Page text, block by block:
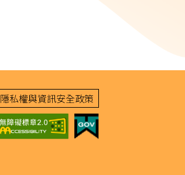
隱私權與資訊安全政策